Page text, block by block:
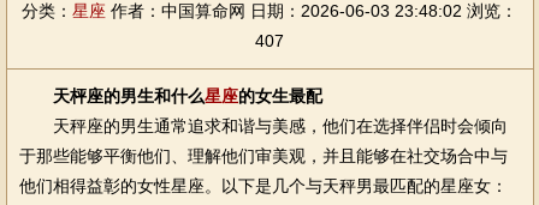
分类： 星座 作者：中国算命网 日期：2026-06-03 23:48:02 浏览：
407
天枰座的男生和什么星座的女生最配
天秤座的男生通常追求和谐与美感，他们在选择伴侣时会倾向
于那些能够平衡他们、理解他们审美观，并且能够在社交场合中与
他们相得益彰的女性星座。以下是几个与天秤男最匹配的星座女：